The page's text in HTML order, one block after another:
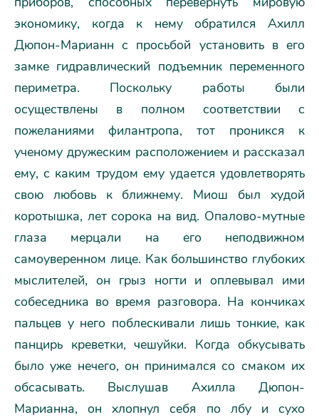
экономику, когда к нему обратился Ахилл
Дюпон-Марианн с просьбой установить в его
замке гидравлический подъемник переменного
периметра. Поскольку работы были
осуществлены в полном соответствии с
пожеланиями филантропа, тот проникся к
ученому дружеским расположением и рассказал
ему, с каким трудом ему удается удовлетворять
свою любовь к ближнему. Миош был худой
коротышка, лет сорока на вид. Опалово-мутные
глаза мерцали на его неподвижном
самоуверенном лице. Как большинство глубоких
мыслителей, он грыз ногти и оплевывал ими
собеседника во время разговора. На кончиках
пальцев у него поблескивали лишь тонкие, как
панцирь креветки, чешуйки. Когда обкусывать
было уже нечего, он принимался со смаком их
обсасывать. Выслушав Ахилла Дюпон-
Марианна, он хлопнул себя по лбу и сухо